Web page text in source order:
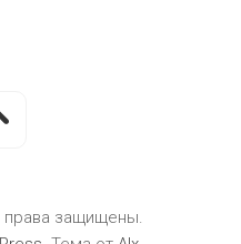
права защищены.